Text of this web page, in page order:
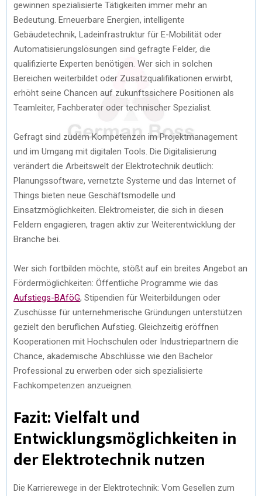
gewinnen spezialisierte Tätigkeiten immer mehr an
Bedeutung. Erneuerbare Energien, intelligente
Gebäudetechnik, Ladeinfrastruktur für E-Mobilität oder
Automatisierungslösungen sind gefragte Felder, die
qualifizierte Experten benötigen. Wer sich in solchen
Bereichen weiterbildet oder Zusatzqualifikationen erwirbt,
erhöht seine Chancen auf zukunftssichere Positionen als
Teamleiter, Fachberater oder technischer Spezialist.
Gefragt sind zudem Kompetenzen im Projektmanagement
und im Umgang mit digitalen Tools. Die Digitalisierung
verändert die Arbeitswelt der Elektrotechnik deutlich:
Planungssoftware, vernetzte Systeme und das Internet of
Things bieten neue Geschäftsmodelle und
Einsatzmöglichkeiten. Elektromeister, die sich in diesen
Feldern engagieren, tragen aktiv zur Weiterentwicklung der
Branche bei.
Wer sich fortbilden möchte, stößt auf ein breites Angebot an
Fördermöglichkeiten: Öffentliche Programme wie das
Aufstiegs-BAföG, Stipendien für Weiterbildungen oder
Zuschüsse für unternehmerische Gründungen unterstützen
gezielt den beruflichen Aufstieg. Gleichzeitig eröffnen
Kooperationen mit Hochschulen oder Industriepartnern die
Chance, akademische Abschlüsse wie den Bachelor
Professional zu erwerben oder sich spezialisierte
Fachkompetenzen anzueignen.
Fazit: Vielfalt und
Entwicklungsmöglichkeiten in
der Elektrotechnik nutzen
Die Karrierewege in der Elektrotechnik: Vom Gesellen zum